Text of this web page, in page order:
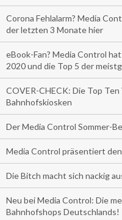
Corona Fehlalarm? Media
der letzten 3 Monate hier
eBook-Fan? Media Control
2020 und die Top 5 der
COVER-CHECK: Die Top
Bahnhofskiosken
Der Media Control Sommer-
Media Control präsentiert
Die Bitch macht sich nackig
Neu bei Media Control: Die
Bahnhofshops Deutschlands!